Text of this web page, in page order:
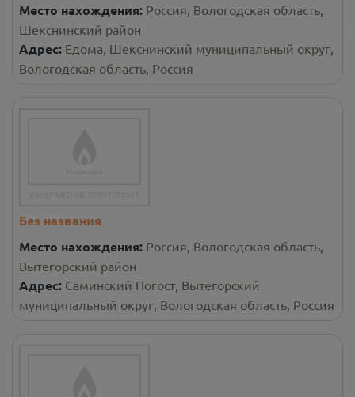
Место нахождения: Россия, Вологодская область,
Шекснинский район
Адрес: Едома, Шекснинский муниципальный округ,
Вологодская область, Россия
Без названия
Место нахождения: Россия, Вологодская область,
Вытегорский район
Адрес: Саминский Погост, Вытегорский
муниципальный округ, Вологодская область, Россия